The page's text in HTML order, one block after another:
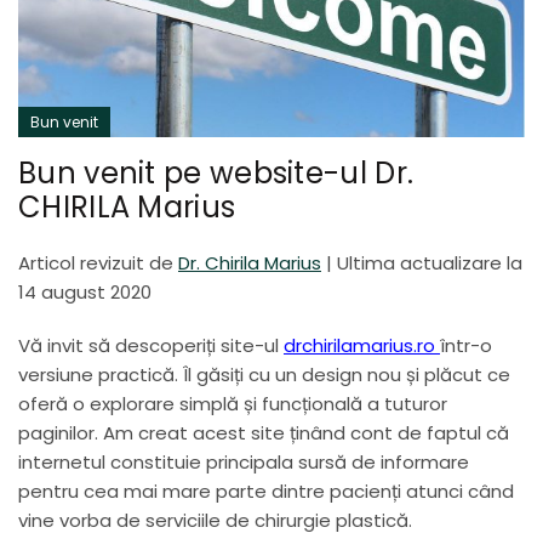
Bun venit
Bun venit pe website-ul Dr.
CHIRILA Marius
Articol revizuit de Dr. Chirila Marius | Ultima actualizare la
14 august 2020
Vă invit să descoperiți site-ul drchirilamarius.ro într-o
versiune practică. Îl găsiți cu un design nou și plăcut ce
oferă o explorare simplă și funcțională a tuturor
paginilor. Am creat acest site ținând cont de faptul că
internetul constituie principala sursă de informare
pentru cea mai mare parte dintre pacienți atunci când
vine vorba de serviciile de chirurgie plastică.